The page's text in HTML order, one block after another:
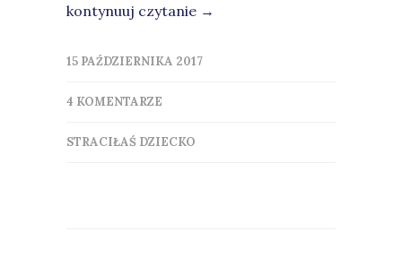
kontynuuj czytanie →
15 PAŹDZIERNIKA 2017
4 KOMENTARZE
STRACIŁAŚ DZIECKO